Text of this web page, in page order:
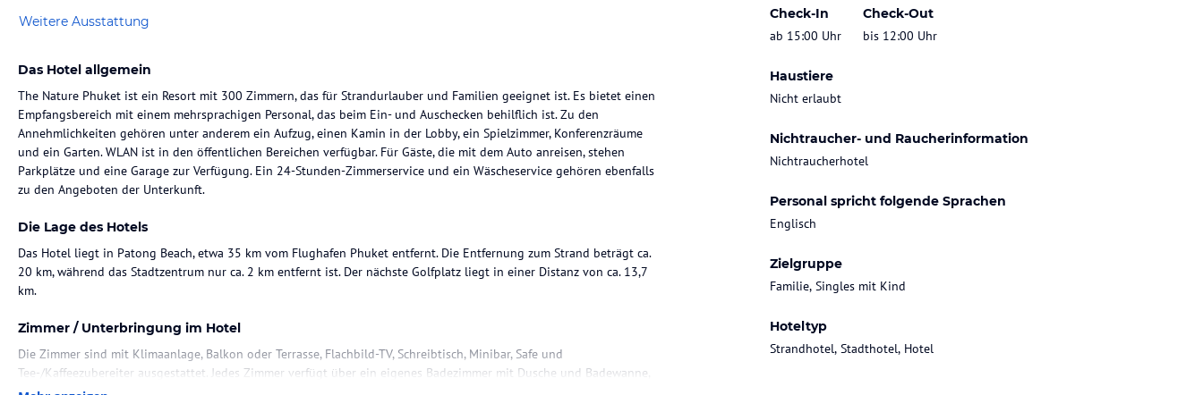
Weitere Ausstattung
Check-In
ab 15:00 Uhr
Check-Out
bis 12:00 Uhr
Haustiere
Nicht erlaubt
Nichtraucher- und Raucherinformation
Nichtraucherhotel
Personal spricht folgende Sprachen
Englisch
Zielgruppe
Familie, Singles mit Kind
Hoteltyp
Strandhotel, Stadthotel, Hotel
Das Hotel allgemein
The Nature Phuket ist ein Resort mit 300 Zimmern, das für Strandurlauber und Familien geeignet ist. Es bietet einen
Empfangsbereich mit einem mehrsprachigen Personal, das beim Ein- und Auschecken behilflich ist. Zu den
Annehmlichkeiten gehören unter anderem ein Aufzug, einen Kamin in der Lobby, ein Spielzimmer, Konferenzräume
und ein Garten. WLAN ist in den öffentlichen Bereichen verfügbar. Für Gäste, die mit dem Auto anreisen, stehen
Parkplätze und eine Garage zur Verfügung. Ein 24-Stunden-Zimmerservice und ein Wäscheservice gehören ebenfalls
zu den Angeboten der Unterkunft.
Die Lage des Hotels
Das Hotel liegt in Patong Beach, etwa 35 km vom Flughafen Phuket entfernt. Die Entfernung zum Strand beträgt ca.
20 km, während das Stadtzentrum nur ca. 2 km entfernt ist. Der nächste Golfplatz liegt in einer Distanz von ca. 13,7
km.
Zimmer / Unterbringung im Hotel
Die Zimmer sind mit Klimaanlage, Balkon oder Terrasse, Flachbild-TV, Schreibtisch, Minibar, Safe und
Tee-/Kaffeezubereiter ausgestattet. Jedes Zimmer verfügt über ein eigenes Badezimmer mit Dusche und Badewanne,
Haartrockner sowie Bademäntel. Zudem stehen kostenfreies WLAN, Hausschuhe und ein Bügelset zur Verfügung.